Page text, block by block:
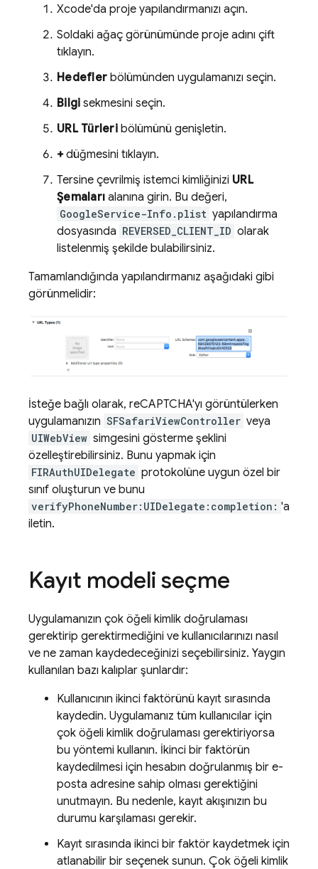
Xcode'da proje yapılandırmanızı açın.
Soldaki ağaç görünümünde proje adını çift
tıklayın.
Hedefler bölümünden uygulamanızı seçin.
Bilgi sekmesini seçin.
URL Türleribölümünü genişletin.
+düğmesini tıklayın.
Tersine çevrilmiş istemci kimliğinizi URL
Şemaları alanına girin. Bu değeri,
GoogleService-Info.plist yapılandırma
dosyasında REVERSED_CLIENT_ID olarak
listelenmiş şekilde bulabilirsiniz.
Tamamlandığında yapılandırmanız aşağıdaki gibi
görünmelidir:
İsteğe bağlı olarak, reCAPTCHA'yı görüntülerken
uygulamanızın SFSafariViewController veya
UIWebView simgesini gösterme şeklini
özelleştirebilirsiniz. Bunu yapmak için
FIRAuthUIDelegate protokolüne uygun özel bir
sınıf oluşturun ve bunu
verifyPhoneNumber:UIDelegate:completion: 'a
iletin.
Kayıt modeli seçme
Uygulamanızın çok öğeli kimlik doğrulaması
gerektirip gerektirmediğini ve kullanıcılarınızı nasıl
ve ne zaman kaydedeceğinizi seçebilirsiniz. Yaygın
kullanılan bazı kalıplar şunlardır:
Kullanıcının ikinci faktörünü kayıt sırasında
kaydedin. Uygulamanız tüm kullanıcılar için
çok öğeli kimlik doğrulaması gerektiriyorsa
bu yöntemi kullanın. İkinci bir faktörün
kaydedilmesi için hesabın doğrulanmış bir e-
posta adresine sahip olması gerektiğini
unutmayın. Bu nedenle, kayıt akışınızın bu
durumu karşılaması gerekir.
Kayıt sırasında ikinci bir faktör kaydetmek için
atlanabilir bir seçenek sunun. Çok öğeli kimlik